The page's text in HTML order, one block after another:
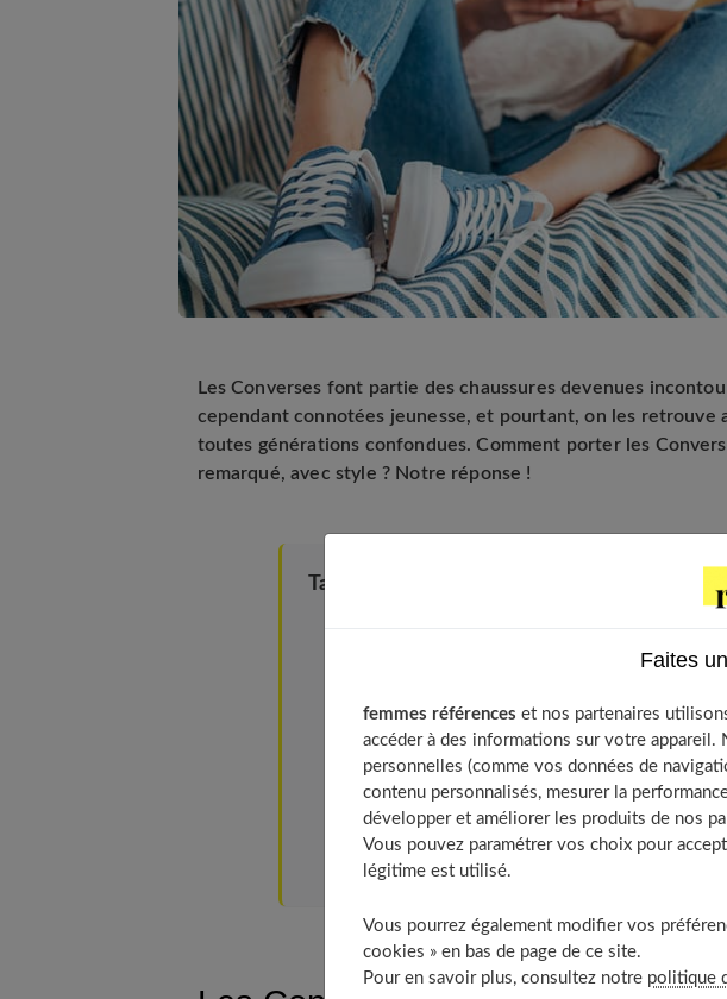
Les Converses font partie des chaussures devenues
cependant connotées jeunesse, et pourtant, on les retrouve
toutes générations confondues. Comment porter les
remarqué, avec style ? Notre réponse !
Table of Contents
Comment porter des Converses avec style ?
Les Converses se font remarquer en soirée
Optez pour un total look noir
Les Converses pour un week-end stylé
Pour un look chic et élégant
À découvrir aussi
Faites
femmes références et nos partenaires
accéder à des informations sur votre
personnelles (comme vos données de
contenu personnalisés, mesurer la
développer et améliorer les produits de nos
Vous pouvez paramétrer vos choix pour
légitime est utilisé.
Vous pourrez également modifier vos
cookies » en bas de page de ce site.
Pour en savoir plus, consultez notre politique